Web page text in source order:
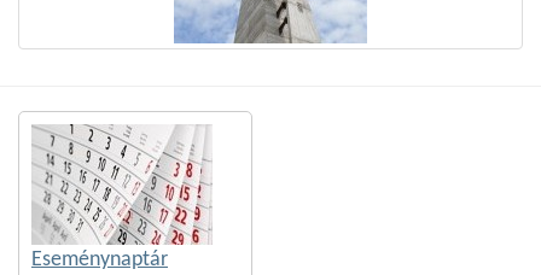
Eseménynaptár